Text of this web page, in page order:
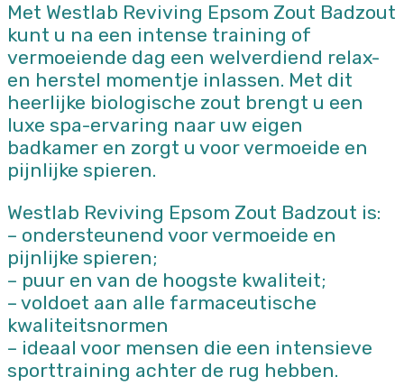
Met Westlab Reviving Epsom Zout Badzout
kunt u na een intense training of
vermoeiende dag een welverdiend relax-
en herstel momentje inlassen. Met dit
heerlijke biologische zout brengt u een
luxe spa-ervaring naar uw eigen
badkamer en zorgt u voor vermoeide en
pijnlijke spieren.
Westlab Reviving Epsom Zout Badzout is:
– ondersteunend voor vermoeide en
pijnlijke spieren;
– puur en van de hoogste kwaliteit;
– voldoet aan alle farmaceutische
kwaliteitsnormen
– ideaal voor mensen die een intensieve
sporttraining achter de rug hebben.